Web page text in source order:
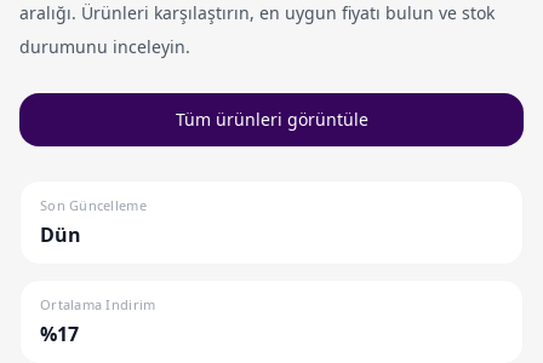
aralığı. Ürünleri karşılaştırın, en uygun fiyatı bulun ve stok
durumunu inceleyin.
Tüm ürünleri görüntüle
Son Güncelleme
Dün
Ortalama Indirim
%17